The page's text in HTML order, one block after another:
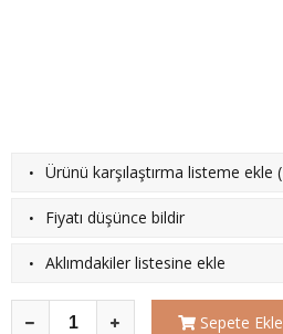
· Ürünü karşılaştırma listeme ekle (
· Fiyatı düşünce bildir
· Aklımdakiler listesine ekle
Sepete Ekle